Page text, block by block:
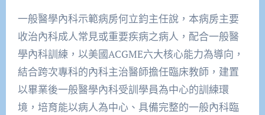
一般醫學內科示範病房何立鈞主任說，本病房主要
收治內科成人常見或重要疾病之病人，配合一般醫
學內科訓練，以美國ACGME六大核心能力為導向，
結合跨次專科的內科主治醫師擔任臨床教師，建置
以畢業後一般醫學內科受訓學員為中心的訓練環
境，培育能以病人為中心、具備完整的一般內科臨